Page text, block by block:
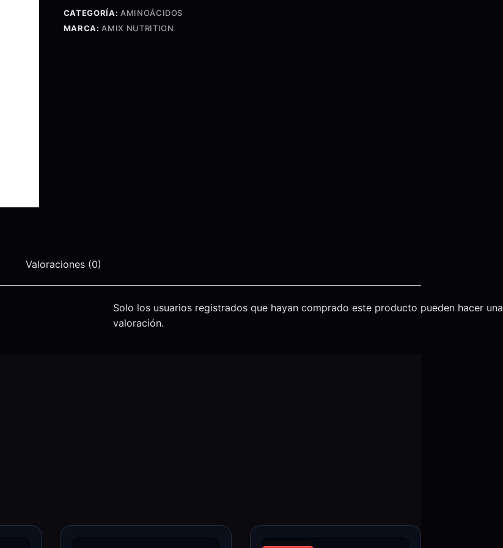
cantidad
CATEGORÍA: AMINOÁCIDOS
MARCA:AMIX NUTRITION
Valoraciones (0)
Solo los usuarios registrados que hayan comprado este producto pueden hacer una
valoración.